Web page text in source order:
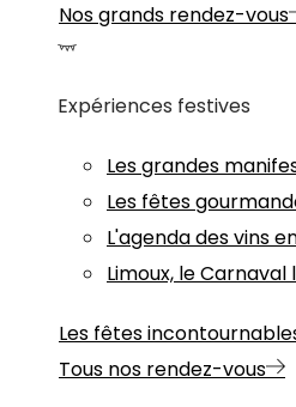
Nos grands rendez-vous
Expériences festives
Les grandes
Les fêtes
L'agenda des vins
Limoux, le
Les fêtes
Tous nos rendez-vous